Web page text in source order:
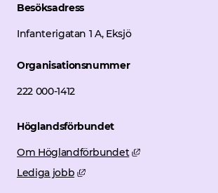
Besöksadress
Infanterigatan 1 A, Eksjö
Organisationsnummer
222 000-1412
Höglandsförbundet
Om Höglandförbundet
Länk till annan
Lediga jobb
Länk till annan webbplats,